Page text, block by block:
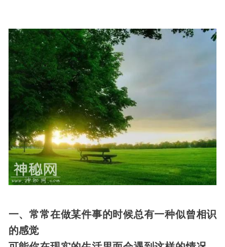
一、常常在做某件事的时候总有一种似曾相识
的感觉